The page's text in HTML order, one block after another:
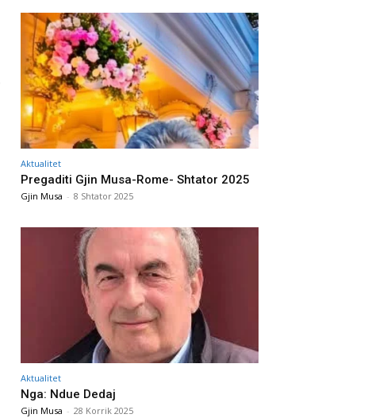
Aktualitet
Pregaditi Gjin Musa-Rome- Shtator 2025
Gjin Musa - 8 Shtator 2025
Aktualitet
Nga: Ndue Dedaj
Gjin Musa - 28 Korrik 2025